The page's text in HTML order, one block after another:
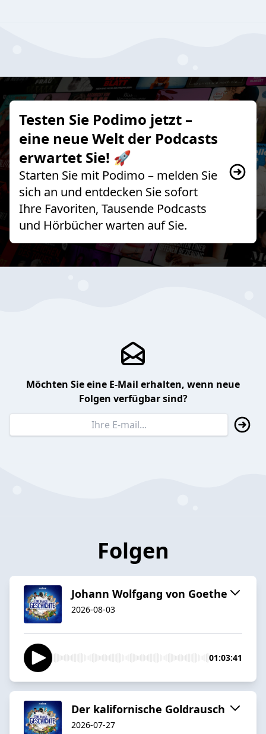
Testen Sie Podimo jetzt –
eine neue Welt der Podcasts
erwartet Sie! 🚀
Starten Sie mit Podimo – melden Sie
sich an und entdecken Sie sofort
Ihre Favoriten, Tausende Podcasts
und Hörbücher warten auf Sie.
Möchten Sie eine E-Mail erhalten, wenn neue
Folgen verfügbar sind?
Folgen
Johann Wolfgang von Goethe
2026-08-03
01:03:41
Der kalifornische Goldrausch
2026-07-27